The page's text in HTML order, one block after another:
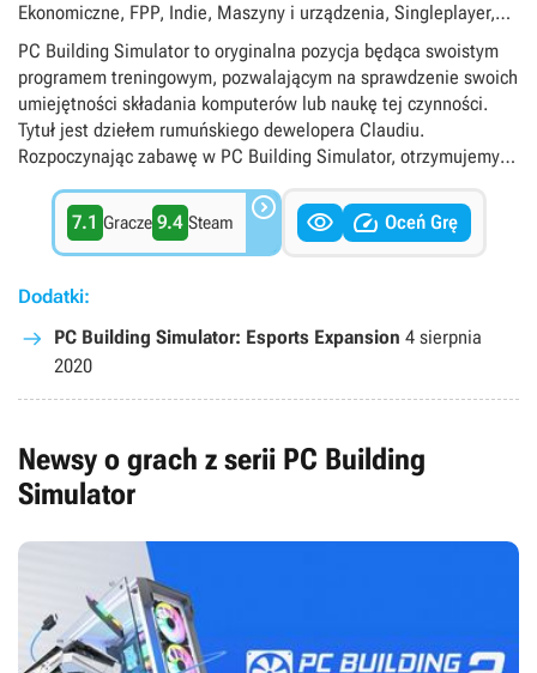
Ekonomiczne, FPP, Indie, Maszyny i urządzenia, Singleplayer,
Xbox Play Anywhere
PC Building Simulator to oryginalna pozycja będąca swoistym
programem treningowym, pozwalającym na sprawdzenie swoich
umiejętności składania komputerów lub naukę tej czynności.
Tytuł jest dziełem rumuńskiego dewelopera Claudiu.
Rozpoczynając zabawę w PC Building Simulator, otrzymujemy
główną, zasilacz, kartę grafiki i inne podzespoły. Po właściwym
rozmieszczeniu poszczególnych elementów łączymy je
odpowiednimi kablami. Całość zrealizowano w oparciu o prosty
i intuicyjny interfejs. Co ciekawe, autorowi udało się pozyskać
tworzonych przez nich podzespołów. Dzięki temu podczas
rozgrywki w nasze ręce wpadają części, jakie można znaleźć na
sklepowych półkach.
7.1 Gracze 9.4 Steam    Oceń Grę
Dodatki:
PC Building Simulator: Esports Expansion 4 sierpnia
2020
Newsy o grach z serii PC Building
Simulator